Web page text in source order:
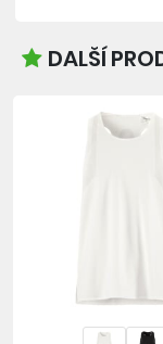
DALŠÍ